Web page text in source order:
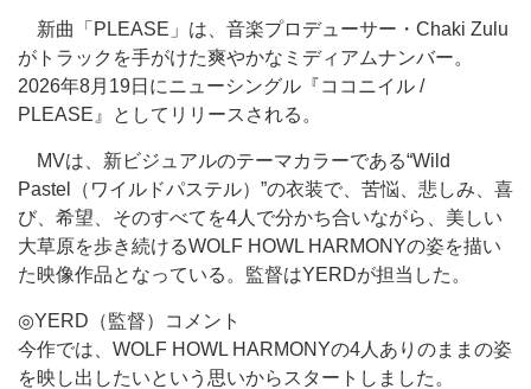
新曲「PLEASE」は、音楽プロデューサー・Chaki Zulu
がトラックを手がけた爽やかなミディアムナンバー。
2026年8月19日にニューシングル『ココニイル /
PLEASE』としてリリースされる。
MVは、新ビジュアルのテーマカラーである“Wild
Pastel（ワイルドパステル）”の衣装で、苦悩、悲しみ、喜
び、希望、そのすべてを4人で分かち合いながら、美しい
大草原を歩き続けるWOLF HOWL HARMONYの姿を描い
た映像作品となっている。監督はYERDが担当した。
◎YERD（監督）コメント
今作では、WOLF HOWL HARMONYの4人ありのままの姿
を映し出したいという思いからスタートしました。